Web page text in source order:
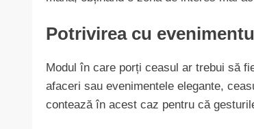
Potrivirea cu
Modul în care porți ceasul ar trebui să
afaceri sau evenimentele elegante,
contează în acest caz pentru că